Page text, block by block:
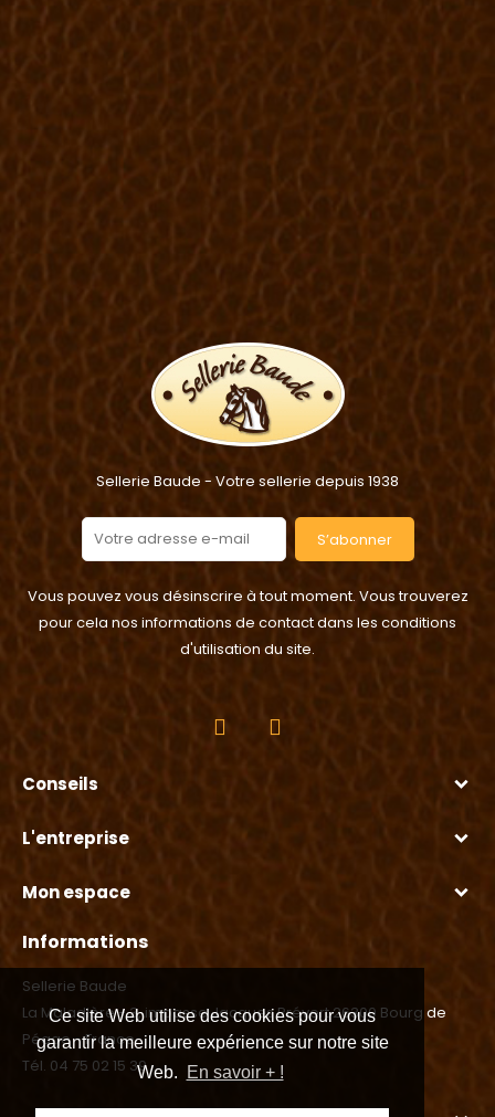
Ce site Web utilise des cookies pour vous
garantir la meilleure expérience sur notre site
Web.
En savoir + !
Sellerie Baude - Votre sellerie depuis 1938
S’abonner
Vous pouvez vous désinscrire à tout moment. Vous trouverez
pour cela nos informations de contact dans les conditions
d'utilisation du site.
Conseils
L'entreprise
Mon espace
Informations
Sellerie Baude
La Maladière - 3, impasse Jacques Prévert 26300 Bourg de
Péage - France
Tél. 04 75 02 15 39